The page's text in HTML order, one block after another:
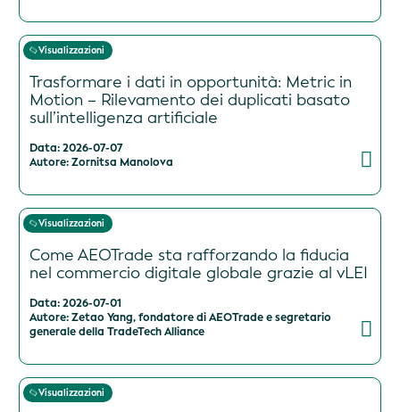
Visualizzazioni
Trasformare i dati in opportunità: Metric in
Motion – Rilevamento dei duplicati basato
sull’intelligenza artificiale
Data: 2026-07-07
Autore: Zornitsa Manolova
Visualizzazioni
Come AEOTrade sta rafforzando la fiducia
nel commercio digitale globale grazie al vLEI
Data: 2026-07-01
Autore: Zetao Yang, fondatore di AEOTrade e segretario
generale della TradeTech Alliance
Visualizzazioni